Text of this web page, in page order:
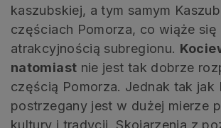
kaszubskiej, a tym samym
częściach Pomorza, co wiąże się
atrakcyjnością subregionu.
natomiast nie jest tak dobrze
częścią Pomorza. Jednak tak jak
postrzegany jest w dużej mierze
kultury i tradycji. Skojarzenia z